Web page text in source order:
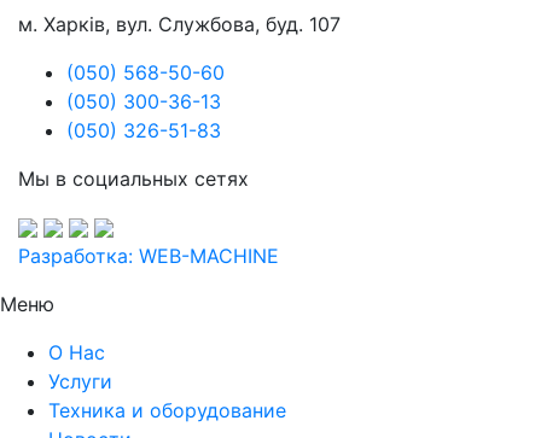
м. Харків, вул. Службова, буд. 107
(050) 568-50-60
(050) 300-36-13
(050) 326-51-83
Мы в социальных сетях
Разработка: WEB-MACHINE
Меню
О Нас
Услуги
Техника и оборудование